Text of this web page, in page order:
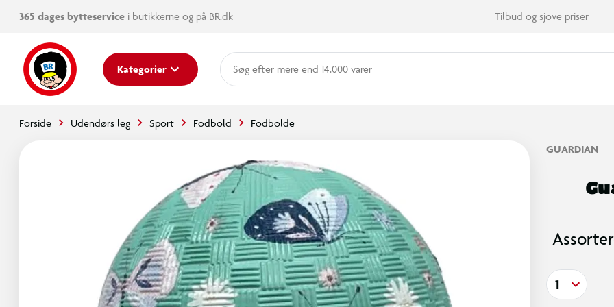
365 dages bytteservice i butikkerne og på BR.dk Tilbud og sjove priser
Kategorier mere end 14.000 varer
Forside Udendørs leg Sport Fodbold Fodbolde
GUARDIAN
1